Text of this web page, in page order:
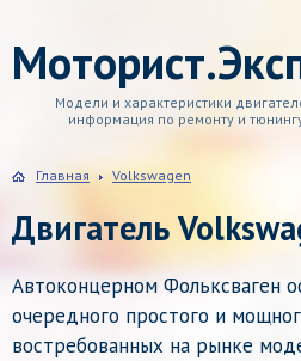
Модели и характеристики
информация по ремонту и
Главная Volkswagen
Двигатель
Автоконцерном Фольксваген
очередного простого и
востребованных на рынке